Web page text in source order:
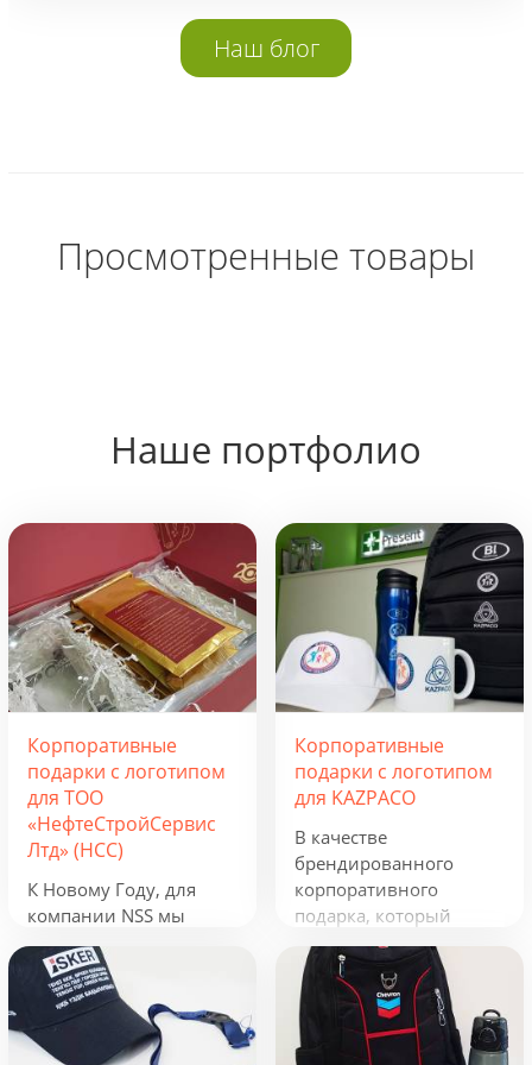
Наш блог
Просмотренные товары
Наше портфолио
Корпоративные
подарки с логотипом
для ТОО
«НефтеСтройСервис
Лтд» (НСС)
К Новому Году, для
компании NSS мы
разработали
креативную подборку
из наборов «Кофеист»,
«Christmas Sky» и
«Adora». Вглядываться
Корпоративные
подарки с логотипом
для KAZPACO
В качестве
брендированного
корпоративного
подарка, который
можно использовать в
течение всего года, мы
предложили набор из
рюкзака, фонарика,
термокружки и